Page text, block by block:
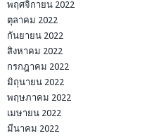
พฤศจิกายน 2022
ตุลาคม 2022
กันยายน 2022
สิงหาคม 2022
กรกฎาคม 2022
มิถุนายน 2022
พฤษภาคม 2022
เมษายน 2022
มีนาคม 2022